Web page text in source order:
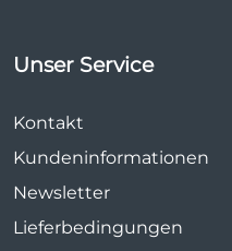
Unser Service
Kontakt
Kundeninformationen
Newsletter
Lieferbedingungen